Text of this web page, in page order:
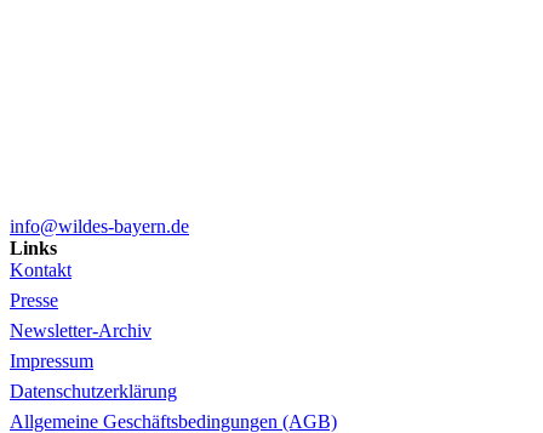
info@wildes-bayern.de
Links
Kontakt
Presse
Newsletter-Archiv
Impressum
Datenschutzerklärung
Allgemeine Geschäftsbedingungen (AGB)